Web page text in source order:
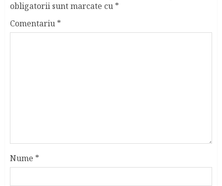
obligatorii sunt marcate cu *
Comentariu *
Nume *